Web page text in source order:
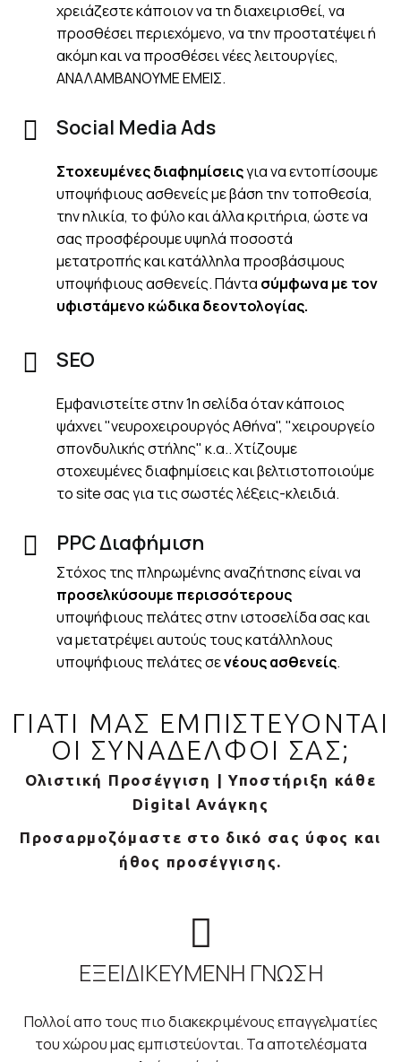
χρειάζεστε κάποιον να τη διαχειρισθεί, να
προσθέσει περιεχόμενο, να την προστατέψει ή
ακόμη και να προσθέσει νέες λειτουργίες,
ΑΝΑΛΑΜΒΑΝΟΥΜΕ ΕΜΕΙΣ.
Social Media Ads
Στοχευμένες διαφημίσειςγια να εντοπίσουμε
υποψήφιους ασθενείς με βάση την τοποθεσία,
την ηλικία, το φύλο και άλλα κριτήρια, ώστε να
σας προσφέρουμε υψηλά ποσοστά
μετατροπής και κατάλληλα προσβάσιμους
υποψήφιους ασθενείς. Πάντα σύμφωνα με τον
υφιστάμενο κώδικα δεοντολογίας.
SEO
Εμφανιστείτε στην 1η σελίδα όταν κάποιος
ψάχνει "νευροχειρουργός Αθήνα", "χειρουργείο
σπονδυλικής στήλης" κ.α.. Χτίζουμε
στοχευμένες διαφημίσεις και βελτιστοποιούμε
το site σας για τις σωστές λέξεις-κλειδιά.
PPC Διαφήμιση
Στόχος της πληρωμένης αναζήτησης είναι να
προσελκύσουμε περισσότερους
υποψήφιους πελάτες στην ιστοσελίδα σας και
να μετατρέψει αυτούς τους κατάλληλους
υποψήφιους πελάτες σενέους ασθενείς.
ΓΙΑΤΙ ΜΑΣ ΕΜΠΙΣΤΕΥΟΝΤΑΙ
ΟΙ ΣΥΝΑΔΕΛΦΟΙ ΣΑΣ;
Ολιστική Προσέγγιση | Υποστήριξη κάθε
Digital Ανάγκης
Προσαρμοζόμαστε στο δικό σας ύφος και
ήθος προσέγγισης.
ΕΞΕΙΔΙΚΕΥΜΕΝΗ ΓΝΩΣΗ
Πολλοί απο τους πιο διακεκριμένους επαγγελματίες
του χώρου μας εμπιστεύονται. Τα αποτελέσματα